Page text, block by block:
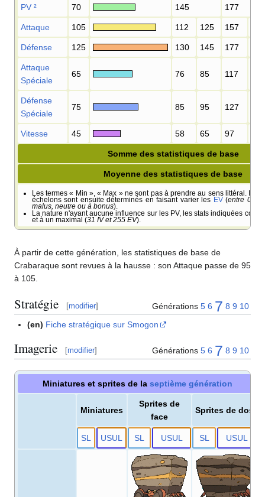
PV ² 70 145 177
Attaque 105 112 125 157
Défense 125 130 145 177
Attaque
Spéciale
65 76 85 117
Défense
Spéciale
75 85 95 127
Vitesse 45 58 65 97
Somme des statistiques de base
Moyenne des statistiques de base
Les termes « Min », « Max » ne sont pas à prendre au sens littéral. Il
échelons sont ensuite déterminés en faisant varier les EV(entre 0 et
malus, neutre ou à bonus).
La nature n'ayant aucune influence sur les PV, les stats indiquées
et à un maximal (31 IV et 255 EV).
À partir de cette génération, les statistiques de base de
Crabaraque sont revues à la hausse : son Attaque passe de 95
à 105.
Stratégie [modifier] Générations 5 6 7 8 9 10
(en) Fiche stratégique sur Smogon
Imagerie [modifier] Générations 5 6 7 8 9 10
Miniatures et sprites de la septième génération
Miniatures
Sprites de
face
Sprites de dos
SL USUL SL USUL SL USUL